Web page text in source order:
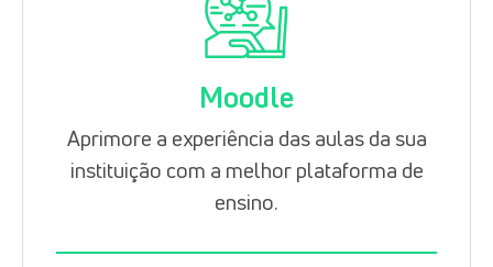
Moodle
Aprimore a experiência das aulas da sua
instituição com a melhor plataforma de
ensino.